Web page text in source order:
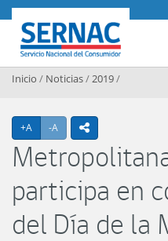
Contenido principal
SERNAC
Inicio / Noticias/2019/
+A Agrandar texto
-A Achicar textoicono
participa en
del Día de la